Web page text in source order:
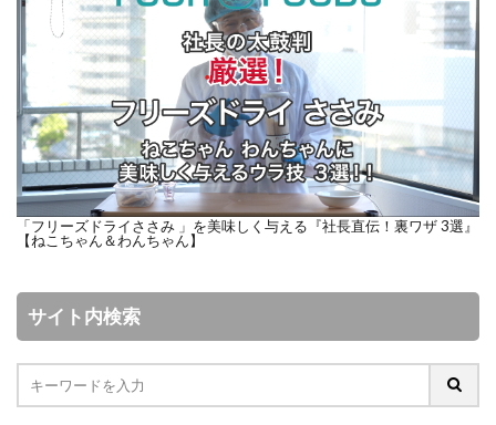
「フリーズドライささみ 」を美味しく与える『社長直伝！裏ワザ 3選』
【ねこちゃん＆わんちゃん】
サイト内検索